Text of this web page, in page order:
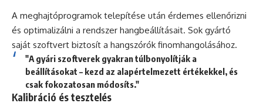
A meghajtóprogramok telepítése után érdemes ellenőrizni
és optimalizálni a rendszer hangbeállításait. Sok gyártó
saját szoftvert biztosít a hangszórók finomhangolásához.
"A gyári szoftverek gyakran túlbonyolítják a
beállításokat – kezd az alapértelmezett értékekkel, és
csak fokozatosan módosíts."
Kalibráció és tesztelés